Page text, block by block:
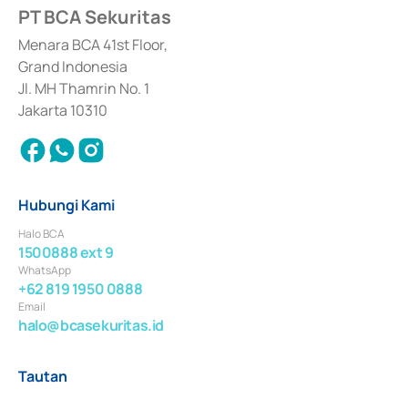
Sertifikat Deposito di Pasar Uang yang izinnya diterbitkan pada tahun 2017
dan izin usaha lainnya dari Bank Indonesia sebagai Lembaga Pendukung
Penerbitan, Transaksi, serta Penatausahaan dan Penyelesaian Transaksi
Surat Berharga Komersial yang izinnya diterbitkan pada tahun 2018.
PT BCA Sekuritas
Menara BCA 41st Floor,
Grand Indonesia
Jl. MH Thamrin No. 1
Jakarta 10310
Hubungi Kami
Halo BCA
1500888 ext 9
WhatsApp
+62 819 1950 0888
Email
halo@bcasekuritas.id
Tautan